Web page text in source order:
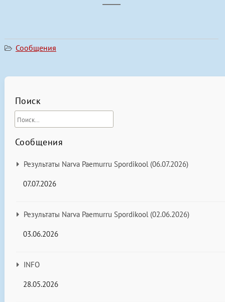
Сообщения
Поиск
Сообщения
Результаты Narva Paemurru Spordikool (06.07.2026)
07.07.2026
Результаты Narva Paemurru Spordikool (02.06.2026)
03.06.2026
INFO
28.05.2026